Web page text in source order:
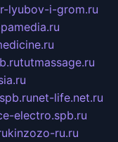
lyubov-i-grom.ru
tutmassage.ru
net-life.net.ru
electro.spb.ru
kinzozo-ru.ru